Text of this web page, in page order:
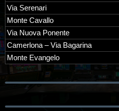
Via Serenari
Monte Cavallo
Via Nuova Ponente
Camerlona – Via Bagarina
Monte Evangelo